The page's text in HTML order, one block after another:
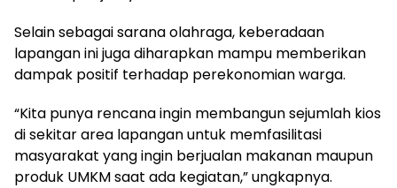
Selain sebagai sarana olahraga, keberadaan
lapangan ini juga diharapkan mampu memberikan
dampak positif terhadap perekonomian warga.
“Kita punya rencana ingin membangun sejumlah kios
di sekitar area lapangan untuk memfasilitasi
masyarakat yang ingin berjualan makanan maupun
produk UMKM saat ada kegiatan,” ungkapnya.